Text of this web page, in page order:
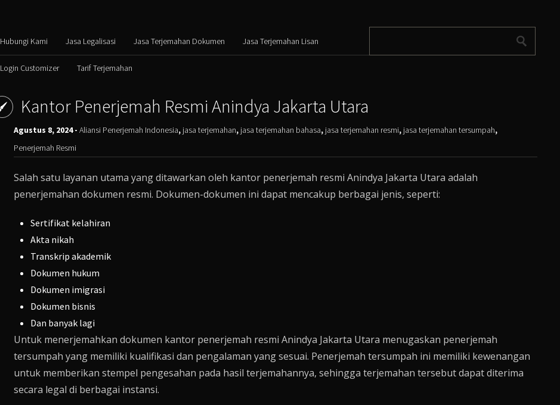
Hubungi Kami Jasa Legalisasi Jasa Terjemahan Dokumen Jasa Terjemahan Lisan
Login Customizer Tarif Terjemahan
Kantor Penerjemah Resmi Anindya Jakarta Utara
Agustus 8, 2024 - Aliansi Penerjemah Indonesia, jasa terjemahan, jasa terjemahan bahasa, jasa terjemahan resmi, jasa terjemahan tersumpah,
Penerjemah Resmi
Salah satu layanan utama yang ditawarkan oleh kantor penerjemah resmi Anindya Jakarta Utara adalah
penerjemahan dokumen resmi. Dokumen-dokumen ini dapat mencakup berbagai jenis, seperti:
Sertifikat kelahiran
Akta nikah
Transkrip akademik
Dokumen hukum
Dokumen imigrasi
Dokumen bisnis
Dan banyak lagi
Untuk menerjemahkan dokumen kantor penerjemah resmi Anindya Jakarta Utara menugaskan penerjemah
tersumpah yang memiliki kualifikasi dan pengalaman yang sesuai. Penerjemah tersumpah ini memiliki kewenangan
untuk memberikan stempel pengesahan pada hasil terjemahannya, sehingga terjemahan tersebut dapat diterima
secara legal di berbagai instansi.